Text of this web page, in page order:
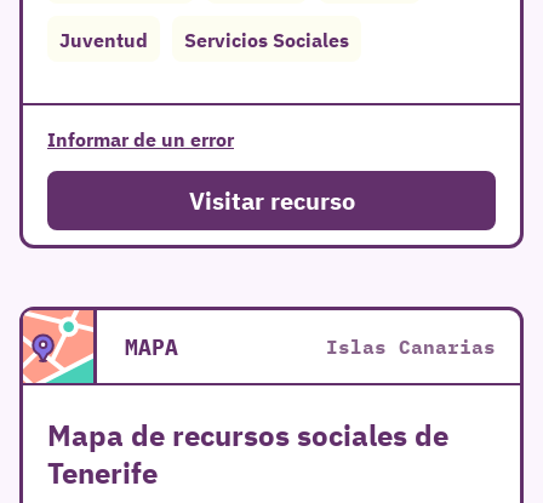
Juventud Servicios Sociales
Informar de un error
Visitar recurso
MAPA Islas Canarias
Mapa de recursos sociales de
Tenerife